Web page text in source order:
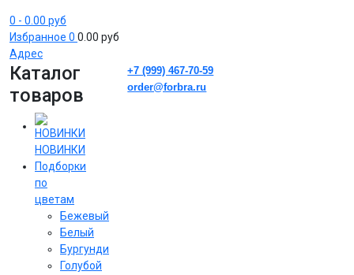
0 - 0.00 руб
Избранное 0 0.00 руб
Адрес
Каталог
товаров
НОВИНКИ
Подборки
по
цветам
Бежевый
Белый
Бургунди
Голубой
+7 (999) 467-70-59
order@forbra.ru